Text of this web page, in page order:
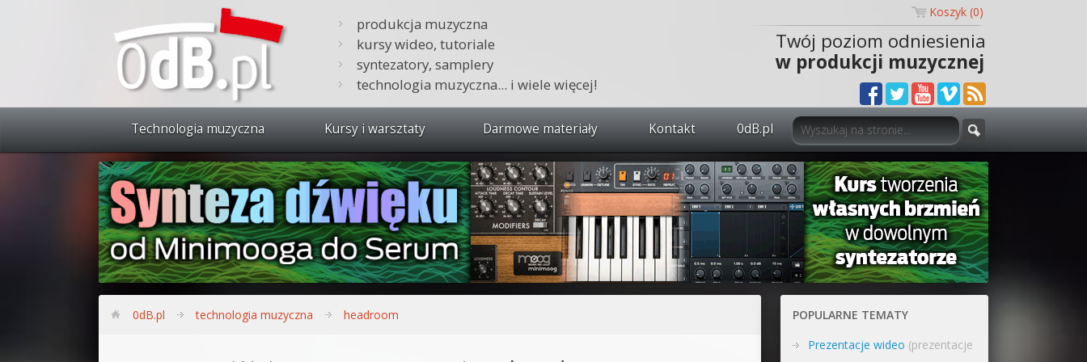
produkcja muzyczna
kursy wideo, tutoriale
syntezatory, samplery
technologia muzyczna... i wiele więcej!
Koszyk (0)
Twój poziom odniesienia
w produkcji muzycznej
Technologia muzyczna Kursy i warsztaty
Zobacz wszystkie kursy i warsztaty
Synteza dźwięku 🔥
Produkcja muzyczna w praktyce
Bitwig Studio od podstaw
Darmowe materiały Kontakt 0dB.pl
0dB.pl - informacje
Newsletter
Materiały dla mediów
Archiwum aktualności
0dB.pl technologia muzyczna headroom
POPULARNE TEMATY
Prezentacje wideo (prezentacje